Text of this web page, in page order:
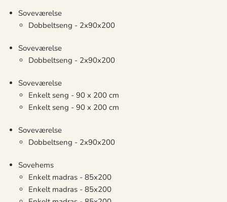
Soveværelse
Dobbeltseng - 2x90x200
Soveværelse
Dobbeltseng - 2x90x200
Soveværelse
Enkelt seng - 90 x 200 cm
Enkelt seng - 90 x 200 cm
Soveværelse
Dobbeltseng - 2x90x200
Sovehems
Enkelt madras - 85x200
Enkelt madras - 85x200